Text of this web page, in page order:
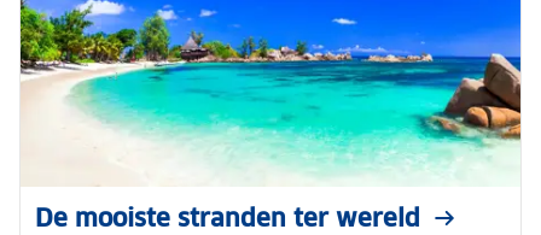
De mooiste stranden ter wereld